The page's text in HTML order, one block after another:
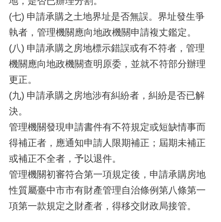
(七) 申請承購之土地界址是否無誤。界址發生爭
執者，管理機關應向地政機關申請複丈鑑定。
(八) 申請承購之房地標示錯誤或有不符者，管理
機關應向地政機關查明原委，並就不符部分辦理
更正。
(九) 申請承購之房地涉有糾紛者，糾紛是否已解
決。
管理機關發現申請書件有不符規定或短缺情事而
得補正者，應通知申請人限期補正；屆期未補正
或補正不全者，予以退件。
管理機關初審符合第一項規定後，申請承購房地
性質屬臺中市市有財產管理自治條例第八條第一
項第一款規定之財產者，得移交財政局接管。